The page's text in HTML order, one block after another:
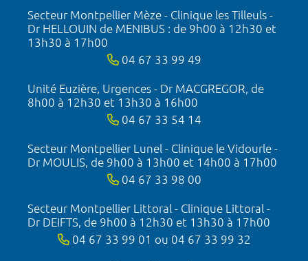
Secteur Montpellier Mèze - Clinique les Tilleuls -
Dr HELLOUIN de MENIBUS : de 9h00 à 12h30 et
13h30 à 17h00
04 67 33 99 49
Unité Euzière, Urgences - Dr MACGREGOR, de
8h00 à 12h30 et 13h30 à 16h00
04 67 33 54 14
Secteur Montpellier Lunel - Clinique le Vidourle -
Dr MOULIS, de 9h00 à 13h00 et 14h00 à 17h00
04 67 33 98 00
Secteur Montpellier Littoral - Clinique Littoral -
Dr DEIFTS, de 9h00 à 12h30 et 13h30 à 17h00
04 67 33 99 01 ou 04 67 33 99 32